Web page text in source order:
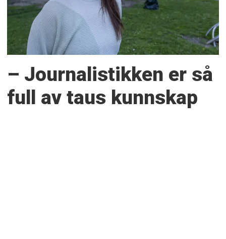
– Journalistikken er så
full av taus kunnskap